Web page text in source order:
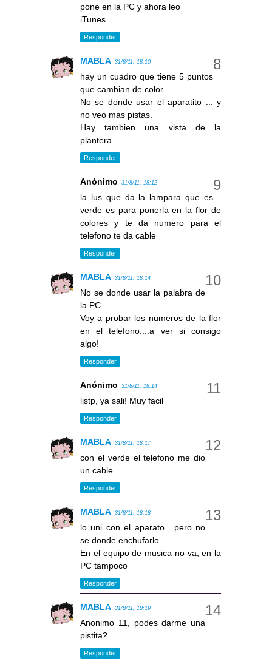
pone en la PC y ahora leo
iTunes
Responder
MABLA 31/8/11, 18:10
hay un cuadro que tiene 5 puntos
que cambian de color.
No se donde usar el aparatito ... y
no veo mas pistas.
Hay tambien una vista de la
plantera.
Responder
Anónimo 31/8/11, 18:12
la lus que da la lampara que es
verde es para ponerla en la flor de
colores y te da numero para el
telefono te da cable
Responder
MABLA 31/8/11, 18:14
No se donde usar la palabra de
la PC....
Voy a probar los numeros de la flor
en el telefono....a ver si consigo
algo!
Responder
Anónimo 31/8/11, 18:14
listp, ya sali! Muy facil
Responder
MABLA 31/8/11, 18:17
con el verde el telefono me dio
un cable....
Responder
MABLA 31/8/11, 18:18
lo uni con el aparato....pero no
se donde enchufarlo...
En el equipo de musica no va, en la
PC tampoco
Responder
MABLA 31/8/11, 18:19
Anonimo 11, podes darme una
pistita?
Responder